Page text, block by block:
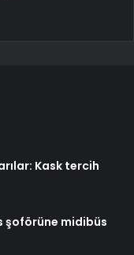
Kask tercih
şoförüne midibüs